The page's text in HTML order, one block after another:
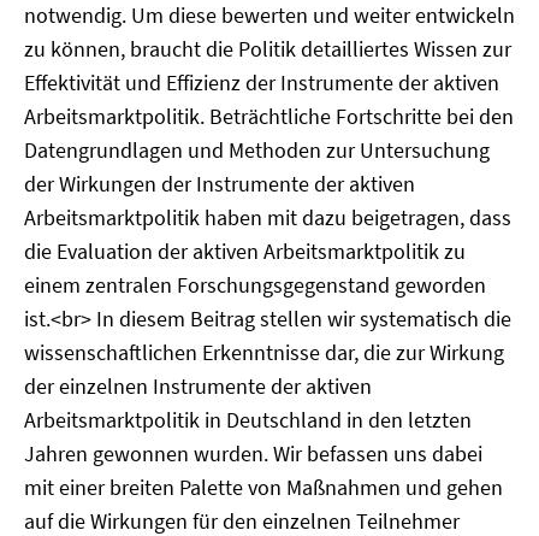
notwendig. Um diese bewerten und weiter entwickeln
zu können, braucht die Politik detailliertes Wissen zur
Effektivität und Effizienz der Instrumente der aktiven
Arbeitsmarktpolitik. Beträchtliche Fortschritte bei den
Datengrundlagen und Methoden zur Untersuchung
der Wirkungen der Instrumente der aktiven
Arbeitsmarktpolitik haben mit dazu beigetragen, dass
die Evaluation der aktiven Arbeitsmarktpolitik zu
einem zentralen Forschungsgegenstand geworden
ist.<br> In diesem Beitrag stellen wir systematisch die
wissenschaftlichen Erkenntnisse dar, die zur Wirkung
der einzelnen Instrumente der aktiven
Arbeitsmarktpolitik in Deutschland in den letzten
Jahren gewonnen wurden. Wir befassen uns dabei
mit einer breiten Palette von Maßnahmen und gehen
auf die Wirkungen für den einzelnen Teilnehmer